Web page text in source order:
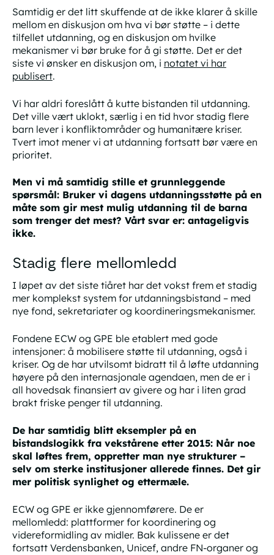
Samtidig er det litt skuffende at de ikke klarer å skille
mellom en diskusjon om hva vi bør støtte – i dette
tilfellet utdanning, og en diskusjon om hvilke
mekanismer vi bør bruke for å gi støtte. Det er det
siste vi ønsker en diskusjon om, i notatet vi har
publisert.
Vi har aldri foreslått å kutte bistanden til utdanning.
Det ville vært uklokt, særlig i en tid hvor stadig flere
barn lever i konfliktområder og humanitære kriser.
Tvert imot mener vi at utdanning fortsatt bør være en
prioritet.
Men vi må samtidig stille et grunnleggende
spørsmål: Bruker vi dagens utdanningsstøtte på en
måte som gir mest mulig utdanning til de barna
som trenger det mest? Vårt svar er: antageligvis
ikke.
Stadig flere mellomledd
I løpet av det siste tiåret har det vokst frem et stadig
mer komplekst system for utdanningsbistand – med
nye fond, sekretariater og koordineringsmekanismer.
Fondene ECW og GPE ble etablert med gode
intensjoner: å mobilisere støtte til utdanning, også i
kriser. Og de har utvilsomt bidratt til å løfte utdanning
høyere på den internasjonale agendaen, men de er i
all hovedsak finansiert av givere og har i liten grad
brakt friske penger til utdanning.
De har samtidig blitt eksempler på en
bistandslogikk fra vekstårene etter 2015: Når noe
skal løftes frem, oppretter man nye strukturer –
selv om sterke institusjoner allerede finnes. Det gir
mer politisk synlighet og ettermæle.
ECW og GPE er ikke gjennomførere. De er
mellomledd: plattformer for koordinering og
videreformidling av midler. Bak kulissene er det
fortsatt Verdensbanken, Unicef, andre FN-organer og